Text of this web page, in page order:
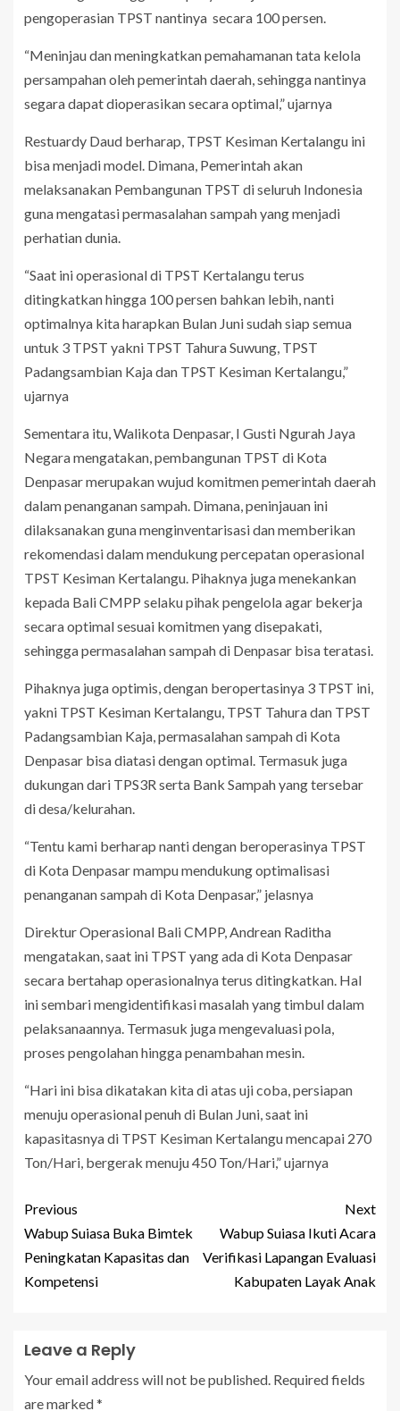
pengoperasian TPST nantinya secara 100 persen.
“Meninjau dan meningkatkan pemahamanan tata kelola
persampahan oleh pemerintah daerah, sehingga nantinya
segara dapat dioperasikan secara optimal,” ujarnya
Restuardy Daud berharap, TPST Kesiman Kertalangu ini
bisa menjadi model. Dimana, Pemerintah akan
melaksanakan Pembangunan TPST di seluruh Indonesia
guna mengatasi permasalahan sampah yang menjadi
perhatian dunia.
“Saat ini operasional di TPST Kertalangu terus
ditingkatkan hingga 100 persen bahkan lebih, nanti
optimalnya kita harapkan Bulan Juni sudah siap semua
untuk 3 TPST yakni TPST Tahura Suwung, TPST
Padangsambian Kaja dan TPST Kesiman Kertalangu,”
ujarnya
Sementara itu, Walikota Denpasar, I Gusti Ngurah Jaya
Negara mengatakan, pembangunan TPST di Kota
Denpasar merupakan wujud komitmen pemerintah daerah
dalam penanganan sampah. Dimana, peninjauan ini
dilaksanakan guna menginventarisasi dan memberikan
rekomendasi dalam mendukung percepatan operasional
TPST Kesiman Kertalangu. Pihaknya juga menekankan
kepada Bali CMPP selaku pihak pengelola agar bekerja
secara optimal sesuai komitmen yang disepakati,
sehingga permasalahan sampah di Denpasar bisa teratasi.
Pihaknya juga optimis, dengan beropertasinya 3 TPST ini,
yakni TPST Kesiman Kertalangu, TPST Tahura dan TPST
Padangsambian Kaja, permasalahan sampah di Kota
Denpasar bisa diatasi dengan optimal. Termasuk juga
dukungan dari TPS3R serta Bank Sampah yang tersebar
di desa/kelurahan.
“Tentu kami berharap nanti dengan beroperasinya TPST
di Kota Denpasar mampu mendukung optimalisasi
penanganan sampah di Kota Denpasar,” jelasnya
Direktur Operasional Bali CMPP, Andrean Raditha
mengatakan, saat ini TPST yang ada di Kota Denpasar
secara bertahap operasionalnya terus ditingkatkan. Hal
ini sembari mengidentifikasi masalah yang timbul dalam
pelaksanaannya. Termasuk juga mengevaluasi pola,
proses pengolahan hingga penambahan mesin.
“Hari ini bisa dikatakan kita di atas uji coba, persiapan
menuju operasional penuh di Bulan Juni, saat ini
kapasitasnya di TPST Kesiman Kertalangu mencapai 270
Ton/Hari, bergerak menuju 450 Ton/Hari,” ujarnya
Previous
Wabup Suiasa Buka Bimtek
Peningkatan Kapasitas dan
Kompetensi
Next
Wabup Suiasa Ikuti Acara
Verifikasi Lapangan Evaluasi
Kabupaten Layak Anak
Leave a Reply
Your email address will not be published. Required fields
are marked*